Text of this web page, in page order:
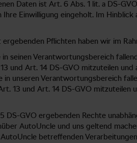
Daten ist Art. 6 Abs. 1 lit. a DS-
Ihre Einwilligung eingeholt. Im
Pflichten haben wir im
seinen Verantwortungsbereich
und Art. 14 DS-GVO mitzuteilen
unseren Verantwortungsbereich
13 und Art. 14 DS-GVO mitzuteilen
DS-GVO ergebenden Rechte
AutoUncle und uns geltend
betreffenden